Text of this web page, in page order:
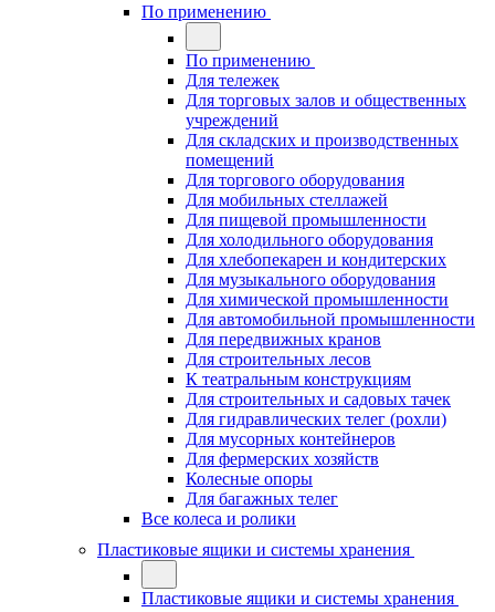
По применению
По применению
Для тележек
Для торговых залов и общественных
учреждений
Для складских и производственных
помещений
Для торгового оборудования
Для мобильных стеллажей
Для пищевой промышленности
Для холодильного оборудования
Для хлебопекарен и кондитерских
Для музыкального оборудования
Для химической промышленности
Для автомобильной промышленности
Для передвижных кранов
Для строительных лесов
К театральным конструкциям
Для строительных и садовых тачек
Для гидравлических телег (рохли)
Для мусорных контейнеров
Для фермерских хозяйств
Колесные опоры
Для багажных телег
Все колеса и ролики
Пластиковые ящики и системы хранения
Пластиковые ящики и системы хранения